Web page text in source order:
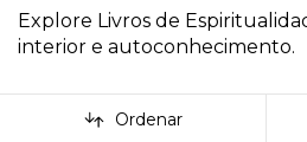
Explore Livros de
interior e autoconhecimento.
Ordenar